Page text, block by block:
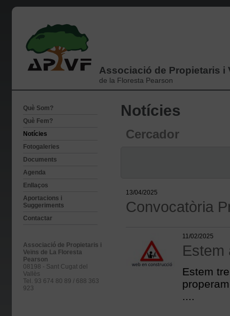
Associació de Propietaris i
de la Floresta Pearson
Què Som?
Què Fem?
Notícies
Fotogaleries
Documents
Agenda
Enllaços
Aportacions i
Suggeriments
Contactar
Associació de Propietaris i
Veïns de La Floresta
Pearson
08198 - Sant Cugat del
Vallès
Tel. 93 674 80 89 / 688 363
923
Notícies
Cercador
13/04/2025
Convocatòria
11/02/2025
Estem
Estem
....